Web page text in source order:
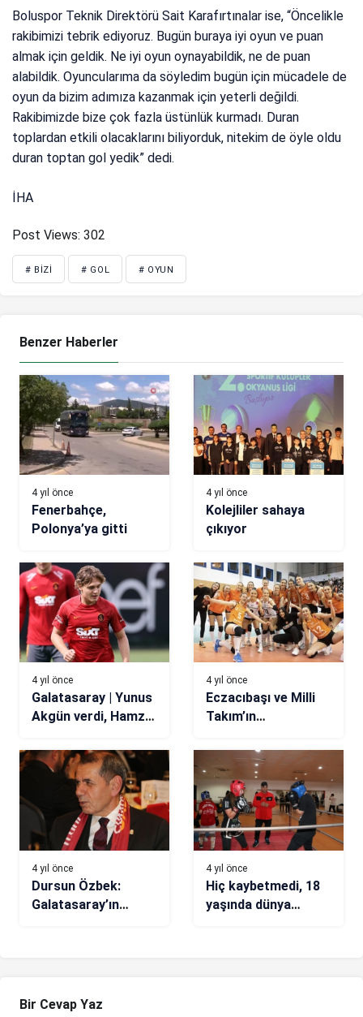
Boluspor Teknik Direktörü Sait Karafırtınalar ise, “Öncelikle
rakibimizi tebrik ediyoruz. Bugün buraya iyi oyun ve puan
almak için geldik. Ne iyi oyun oynayabildik, ne de puan
alabildik. Oyuncularıma da söyledim bugün için mücadele de
oyun da bizim adımıza kazanmak için yeterli değildi.
Rakibimizde bize çok fazla üstünlük kurmadı. Duran
toplardan etkili olacaklarını biliyorduk, nitekim de öyle oldu
duran toptan gol yedik” dedi.
İHA
Post Views: 302
# BIZI # GOL # OYUN
Benzer Haberler
4 yıl önce
Fenerbahçe,
Polonya’ya gitti
4 yıl önce
Kolejliler sahaya
çıkıyor
4 yıl önce
Galatasaray | Yunus
Akgün verdi, Hamza
4 yıl önce
Eczacıbaşı ve Milli
Takım’ın
FANATİK’e çok özel
açıklamalar!
4 yıl önce
Dursun Özbek:
Galatasaray’ın
4 yıl önce
Hiç kaybetmedi, 18
yaşında dünya
Bir Cevap Yaz